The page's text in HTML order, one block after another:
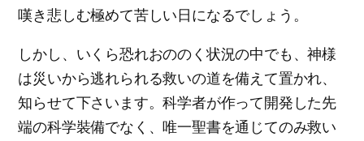
嘆き悲しむ極めて苦しい日になるでしょう。
しかし、いくら恐れおののく状況の中でも、神様
は災いから逃れられる救いの道を備えて置かれ、
知らせて下さいます。科学者が作って開発した先
端の科学裝備でなく、唯一聖書を通じてのみ救い